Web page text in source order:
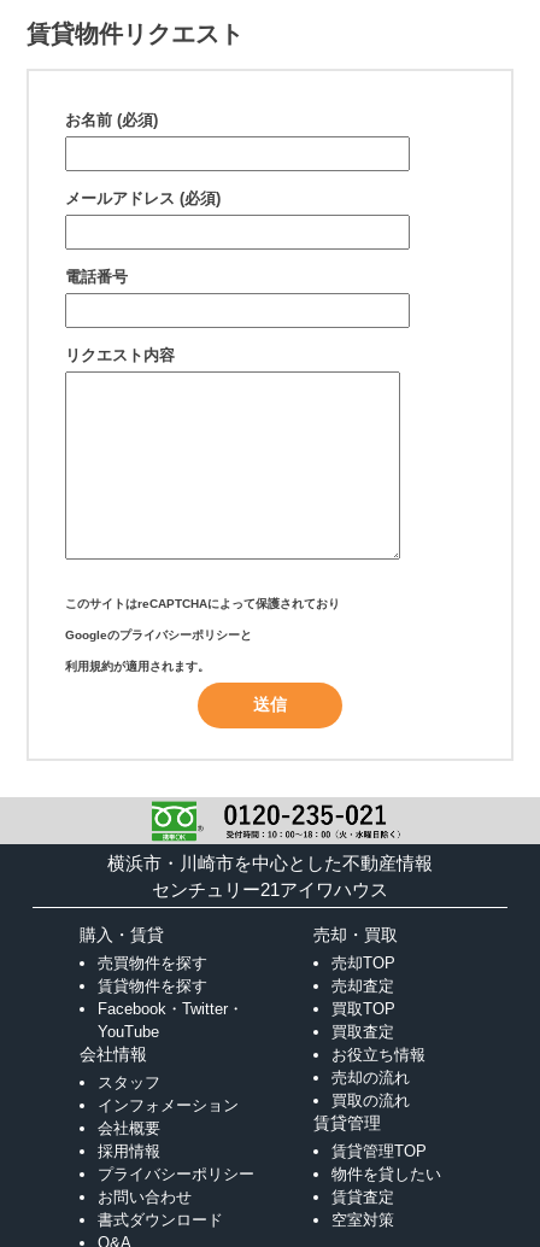
賃貸物件リクエスト
お名前 (必須)
メールアドレス (必須)
電話番号
リクエスト内容
このサイトはreCAPTCHAによって保護されており
Googleのプライバシーポリシーと
利用規約が適用されます。
横浜市・川崎市を中心とした不動産情報
センチュリー21アイワハウス
購入・賃貸
売買物件を探す
賃貸物件を探す
Facebook・Twitter・
YouTube
会社情報
スタッフ
インフォメーション
会社概要
採用情報
プライバシーポリシー
お問い合わせ
書式ダウンロード
Q&A
売却・買取
売却TOP
売却査定
買取TOP
買取査定
お役立ち情報
売却の流れ
買取の流れ
賃貸管理
賃貸管理TOP
物件を貸したい
賃貸査定
空室対策